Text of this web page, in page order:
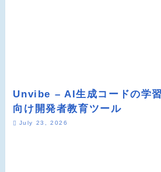
Unvibe – AI生成コードの学
向け開発者教育ツール
July 23, 2026